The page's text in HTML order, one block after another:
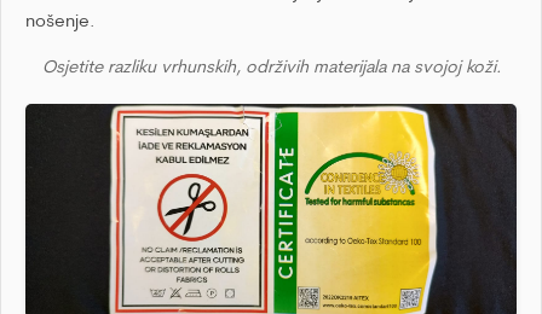
nošenje.
Osjetite razliku vrhunskih, održivih materijala na svojoj koži.